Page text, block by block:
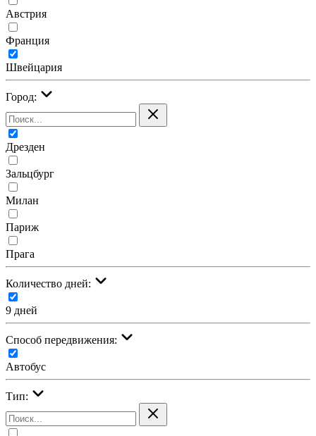
Австрия
Франция
Швейцария
Город:
Дрезден
Зальцбург
Милан
Париж
Прага
Количество дней:
9 дней
Cпособ передвижения:
Автобус
Тип: